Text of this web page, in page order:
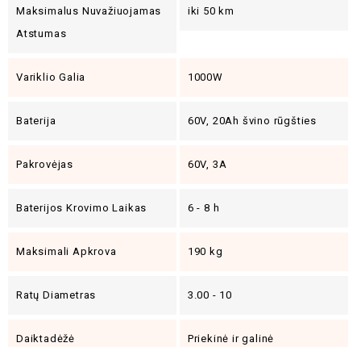
Maksimalus Nuvažiuojamas
Atstumas
iki 50 km
Variklio Galia 1000W
Baterija 60V, 20Ah švino rūgšties
Pakrovėjas 60V, 3A
Baterijos Krovimo Laikas 6 - 8 h
Maksimali Apkrova 190 kg
Ratų Diametras 3.00 - 10
Daiktadėžė Priekinė ir galinė